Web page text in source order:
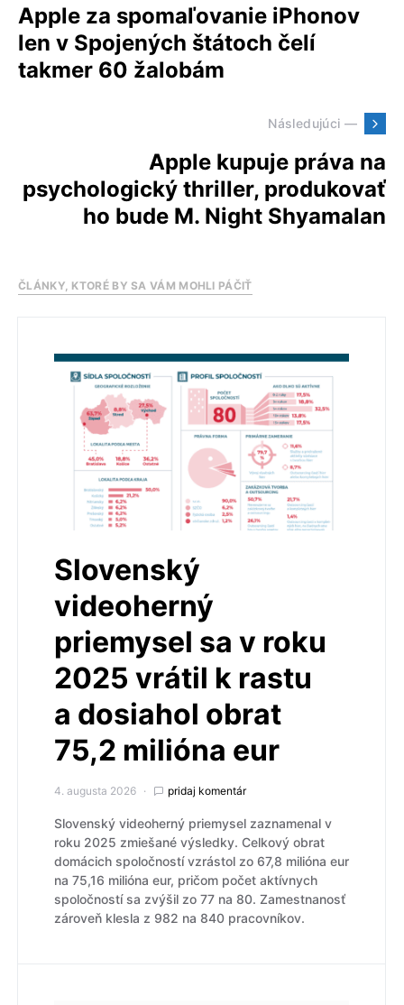
Apple za spomaľovanie iPhonov
len v Spojených štátoch čelí
takmer 60 žalobám
Následujúci —
Apple kupuje práva na
psychologický thriller, produkovať
ho bude M. Night Shyamalan
ČLÁNKY, KTORÉ BY SA VÁM MOHLI PÁČIŤ
Slovenský
videoherný
priemysel sa v roku
2025 vrátil k rastu
a dosiahol obrat
75,2 milióna eur
4. augusta 2026 pridaj komentár
Slovenský videoherný priemysel zaznamenal v
roku 2025 zmiešané výsledky. Celkový obrat
domácich spoločností vzrástol zo 67,8 milióna eur
na 75,16 milióna eur, pričom počet aktívnych
spoločností sa zvýšil zo 77 na 80. Zamestnanosť
zároveň klesla z 982 na 840 pracovníkov.